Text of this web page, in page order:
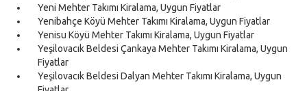
Yeni Mehter Takımı Kiralama, Uygun Fiyatlar
Yenibahçe Köyü Mehter Takımı Kiralama, Uygun Fiyatlar
Yenisu Köyü Mehter Takımı Kiralama, Uygun Fiyatlar
Yeşilovacık Beldesi Çankaya Mehter Takımı Kiralama, Uygun
Fiyatlar
Yeşilovacık Beldesi Dalyan Mehter Takımı Kiralama, Uygun